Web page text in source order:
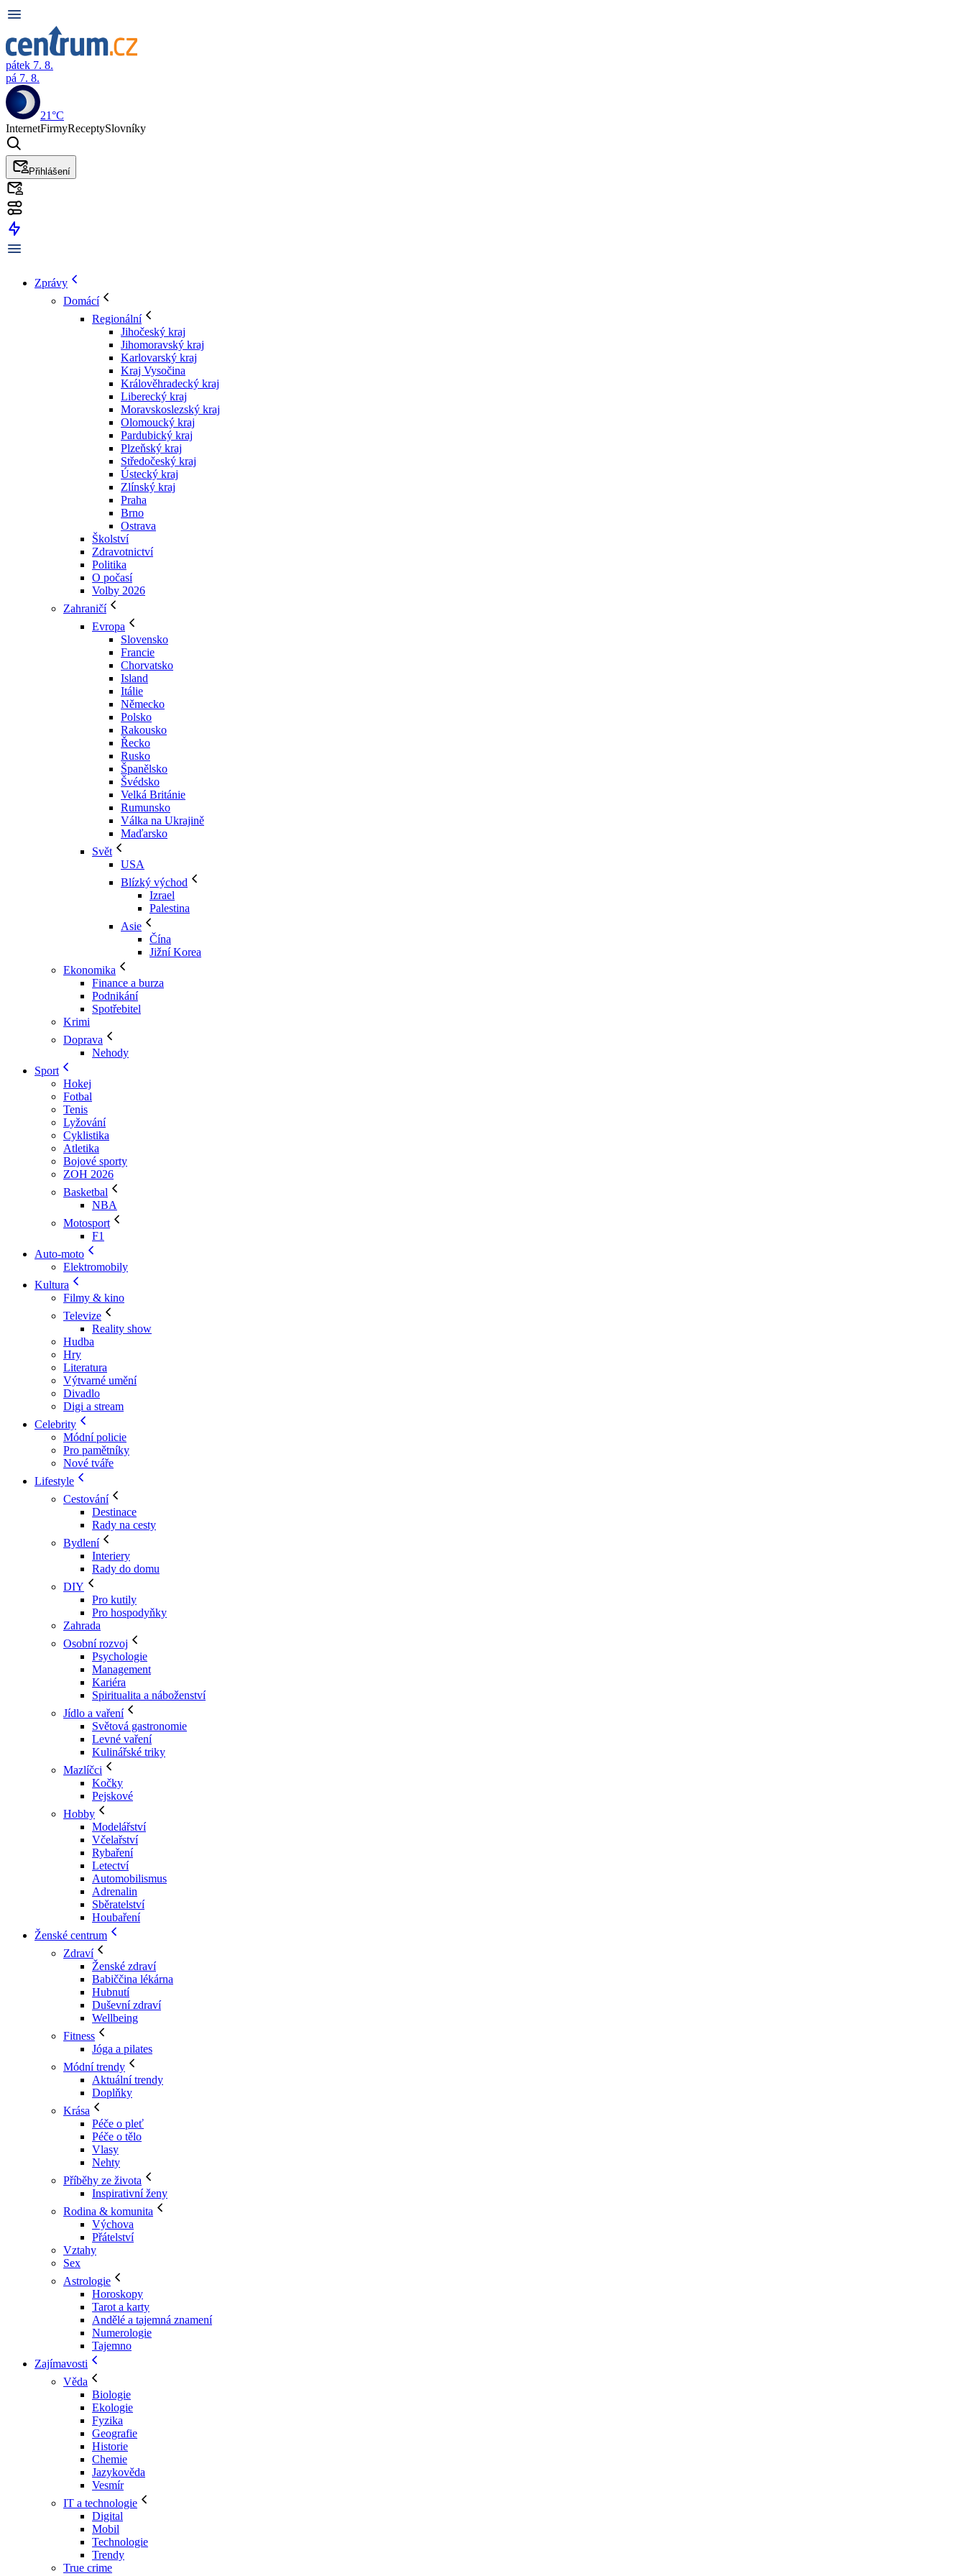
pátek 7. 8.
pá 7. 8.
21°C
InternetFirmyReceptySlovníky
Přihlášení
Zprávy
Domácí
Regionální
Jihočeský kraj
Jihomoravský kraj
Karlovarský kraj
Kraj Vysočina
Králověhradecký kraj
Liberecký kraj
Moravskoslezský kraj
Olomoucký kraj
Pardubický kraj
Plzeňský kraj
Středočeský kraj
Ústecký kraj
Zlínský kraj
Praha
Brno
Ostrava
Školství
Zdravotnictví
Politika
O počasí
Volby 2026
Zahraničí
Evropa
Slovensko
Francie
Chorvatsko
Island
Itálie
Německo
Polsko
Rakousko
Řecko
Rusko
Španělsko
Švédsko
Velká Británie
Rumunsko
Válka na Ukrajině
Maďarsko
Svět
USA
Blízký východ
Izrael
Palestina
Asie
Čína
Jižní Korea
Ekonomika
Finance a burza
Podnikání
Spotřebitel
Krimi
Doprava
Nehody
Sport
Hokej
Fotbal
Tenis
Lyžování
Cyklistika
Atletika
Bojové sporty
ZOH 2026
Basketbal
NBA
Motosport
F1
Auto-moto
Elektromobily
Kultura
Filmy & kino
Televize
Reality show
Hudba
Hry
Literatura
Výtvarné umění
Divadlo
Digi a stream
Celebrity
Módní policie
Pro pamětníky
Nové tváře
Lifestyle
Cestování
Destinace
Rady na cesty
Bydlení
Interiery
Rady do domu
DIY
Pro kutily
Pro hospodyňky
Zahrada
Osobní rozvoj
Psychologie
Management
Kariéra
Spiritualita a náboženství
Jídlo a vaření
Světová gastronomie
Levné vaření
Kulinářské triky
Mazlíčci
Kočky
Pejskové
Hobby
Modelářství
Včelařství
Rybaření
Letectví
Automobilismus
Adrenalin
Sběratelství
Houbaření
Ženské centrum
Zdraví
Ženské zdraví
Babiččina lékárna
Hubnutí
Duševní zdraví
Wellbeing
Fitness
Jóga a pilates
Módní trendy
Aktuální trendy
Doplňky
Krása
Péče o pleť
Péče o tělo
Vlasy
Nehty
Příběhy ze života
Inspirativní ženy
Rodina & komunita
Výchova
Přátelství
Vztahy
Sex
Astrologie
Horoskopy
Tarot a karty
Andělé a tajemná znamení
Numerologie
Tajemno
Zajímavosti
Věda
Biologie
Ekologie
Fyzika
Geografie
Historie
Chemie
Jazykověda
Vesmír
IT a technologie
Digital
Mobil
Technologie
Trendy
True crime